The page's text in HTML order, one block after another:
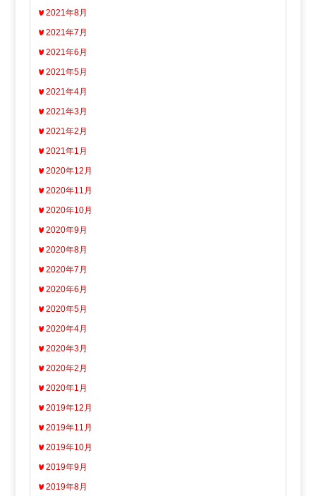
2021年8月
2021年7月
2021年6月
2021年5月
2021年4月
2021年3月
2021年2月
2021年1月
2020年12月
2020年11月
2020年10月
2020年9月
2020年8月
2020年7月
2020年6月
2020年5月
2020年4月
2020年3月
2020年2月
2020年1月
2019年12月
2019年11月
2019年10月
2019年9月
2019年8月